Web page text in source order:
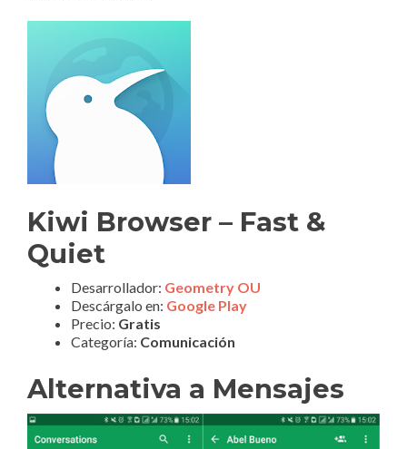
Kiwi Browser – Fast &
Quiet
Desarrollador: Geometry OU
Descárgalo en: Google Play
Precio: Gratis
Categoría: Comunicación
Alternativa a Mensajes